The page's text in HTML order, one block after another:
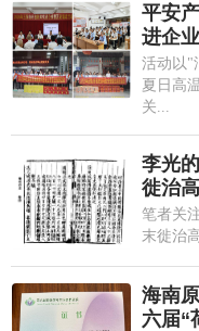
平安
进企
活动以"
夏日高
关...
李光
徙治
笔者关
末徙治
海南
六届“